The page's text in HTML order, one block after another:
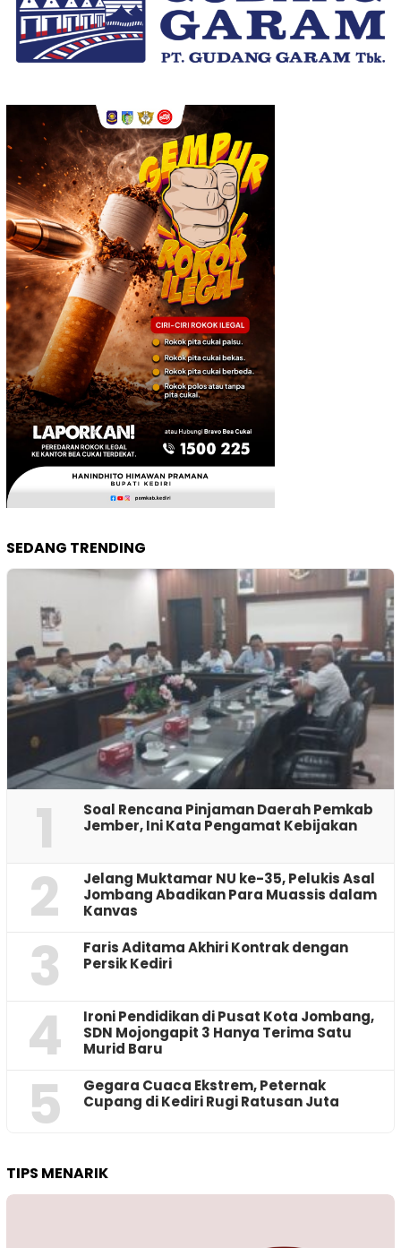
SEDANG TRENDING
1
‎Soal Rencana Pinjaman Daerah Pemkab
Jember, Ini Kata Pengamat Kebijakan ‎
2
Jelang Muktamar NU ke-35, Pelukis Asal
Jombang Abadikan Para Muassis dalam
Kanvas
3
Faris Aditama Akhiri Kontrak dengan
Persik Kediri
4
Ironi Pendidikan di Pusat Kota Jombang,
SDN Mojongapit 3 Hanya Terima Satu
Murid Baru
5
‎Gegara Cuaca Ekstrem, Peternak
Cupang di Kediri Rugi Ratusan Juta
TIPS MENARIK